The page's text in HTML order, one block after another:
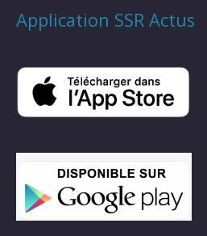
Application SSR Actus